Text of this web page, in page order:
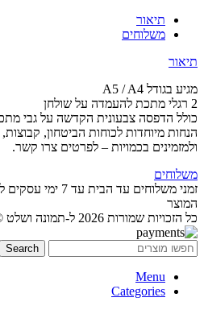
תיאור
משלוחים
תיאור
מגיע בגודל A5 / A4
2 רגלי מתכת להעמדה על שולחן
כולל הדפסה צבעונית הקדשה על גבי
הנחות מיוחדות לכוחות הביטחון,
ולמזמינים בכמויות – לפרטים צרו קשר.
משלוחים
זמני משלוחים עד
המוצר
כל הזכויות שמורות 2026 ל-תמונה ושלט ©
Search
Menu
Categories